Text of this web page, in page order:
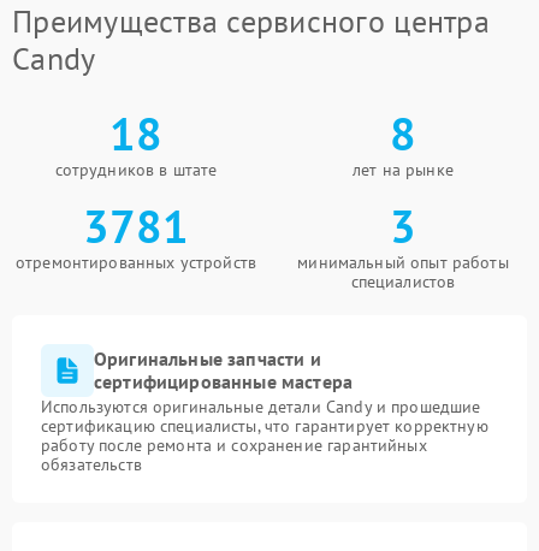
Преимущества сервисного центра
Candy
18
сотрудников в штате
8
лет на рынке
3781
отремонтированных устройств
3
минимальный опыт работы
специалистов
Оригинальные запчасти и
сертифицированные мастера
Используются оригинальные детали Candy и прошедшие
сертификацию специалисты, что гарантирует корректную
работу после ремонта и сохранение гарантийных
обязательств